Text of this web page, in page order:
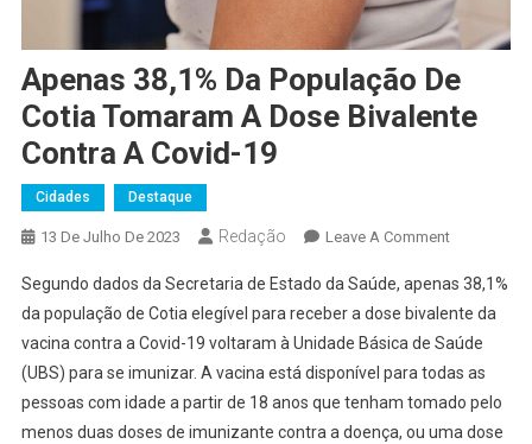
Apenas 38,1% Da População De
Cotia Tomaram A Dose Bivalente
Contra A Covid-19
Cidades Destaque
13 De Julho De 2023 Redação Leave A CommentOn
38,1%
Da
População
De
Cotia
Tomaram
Segundo dados da Secretaria de Estado da Saúde, apenas 38,1%
da população de Cotia elegível para receber a dose bivalente da
vacina contra a Covid-19 voltaram à Unidade Básica de Saúde
(UBS) para se imunizar. A vacina está disponível para todas as
pessoas com idade a partir de 18 anos que tenham tomado pelo
menos duas doses de imunizante contra a doença, ou uma dose